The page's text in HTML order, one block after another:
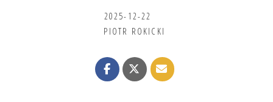
2025-12-22
PIOTR ROKICKI